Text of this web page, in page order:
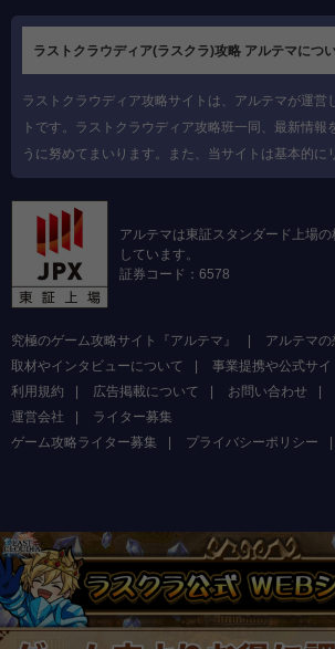
ラストクラウディア(ラスクラ)攻略 アルテマにつ
ラストクラウディア攻略サイトは、アルテマが運営
トです。ラストクラウディア攻略班一同、最新情報
うに努めてまいります。また、当サイトは基本的に
アルテマは東証スタンダード上場
しています。
証券コード：6578
究極のゲーム攻略サイト『アルテマ』
アルテマの
取材やインタビューについて
事業提携や公式サイ
利用規約
広告掲載について お問い合わせ
運営会社
ライター募集
ゲーム攻略ライター募集
プライバシーポリシー
Copyright (C) 2026 ラストクラウディア(ラスクラ)攻略